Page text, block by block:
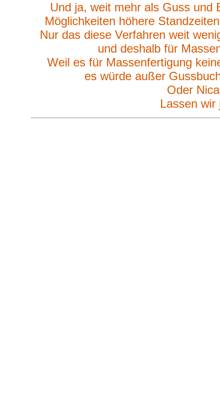
Und ja, weit mehr als Guss und
Möglichkeiten höhere
Nur das diese Verfahren weit
und deshalb für
Weil es für Massenfertigung
es würde außer
Oder
Lassen wir